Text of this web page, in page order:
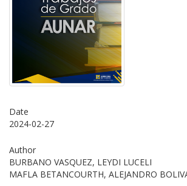
Date
2024-02-27
Author
BURBANO VASQUEZ, LEYDI LUCELI
MAFLA BETANCOURTH, ALEJANDRO